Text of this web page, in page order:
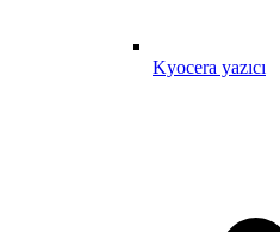
Kyocera yazıcı